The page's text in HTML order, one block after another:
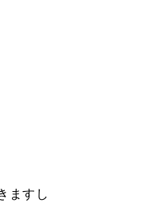
ますし